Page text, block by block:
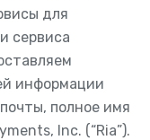
для
сервиса
информации
полное имя
Inc. (“Ria”).